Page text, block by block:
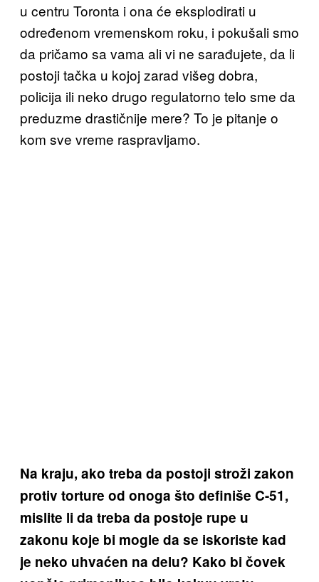
u centru Toronta i ona će eksplodirati u
određenom vremenskom roku, i pokušali smo
da pričamo sa vama ali vi ne sarađujete, da li
postoji tačka u kojoj zarad višeg dobra,
policija ili neko drugo regulatorno telo sme da
preduzme drastičnije mere? To je pitanje o
kom sve vreme raspravljamo.
Na kraju, ako treba da postoji stroži zakon
protiv torture od onoga što definiše C-51,
mislite li da treba da postoje rupe u
zakonu koje bi mogle da se iskoriste kad
je neko uhvaćen na delu? Kako bi čovek